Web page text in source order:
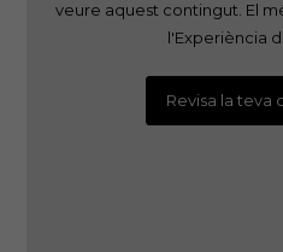
veure aquest contingut. El
l'Experiència
Revisa la teva